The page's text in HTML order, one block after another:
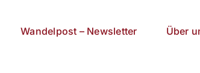
Wandelpost – Newsletter Über